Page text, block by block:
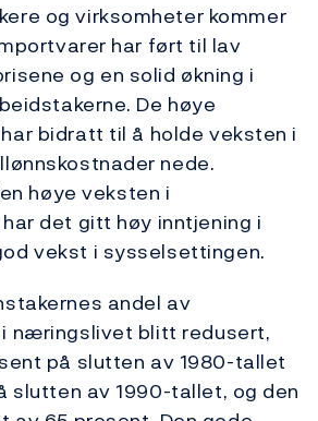
og virksomheter kommer
har ført til lav
og en solid økning i
De høye
bidratt til å holde veksten i
nede.
høye veksten i
det gitt høy inntjening i
vekst i sysselsettingen.
andel av
næringslivet blitt redusert,
på slutten av 1980-tallet
slutten av 1990-tallet, og den